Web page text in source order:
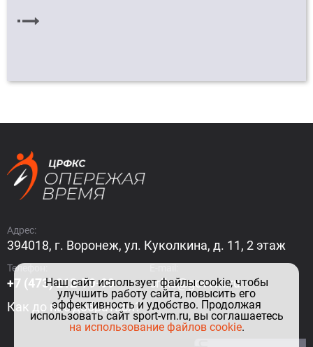
Адрес:
394018, г. Воронеж, ул. Куколкина, д. 11, 2 этаж
Телефон:
+7 (473) 212-79-99
crfks@govvrn.ru
Как до нас добраться?
Наш сайт использует файлы cookie, чтобы
улучшить работу сайта, повысить его
эффективность и удобство. Продолжая
использовать сайт sport-vrn.ru, вы соглашаетесь
на использование файлов cookie.